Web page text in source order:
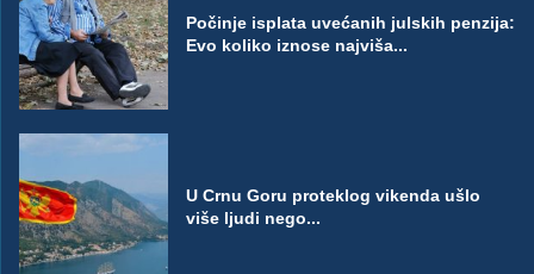
Počinje isplata uvećanih julskih penzija:
Evo koliko iznose najviša...
U Crnu Goru proteklog vikenda ušlo
više ljudi nego...